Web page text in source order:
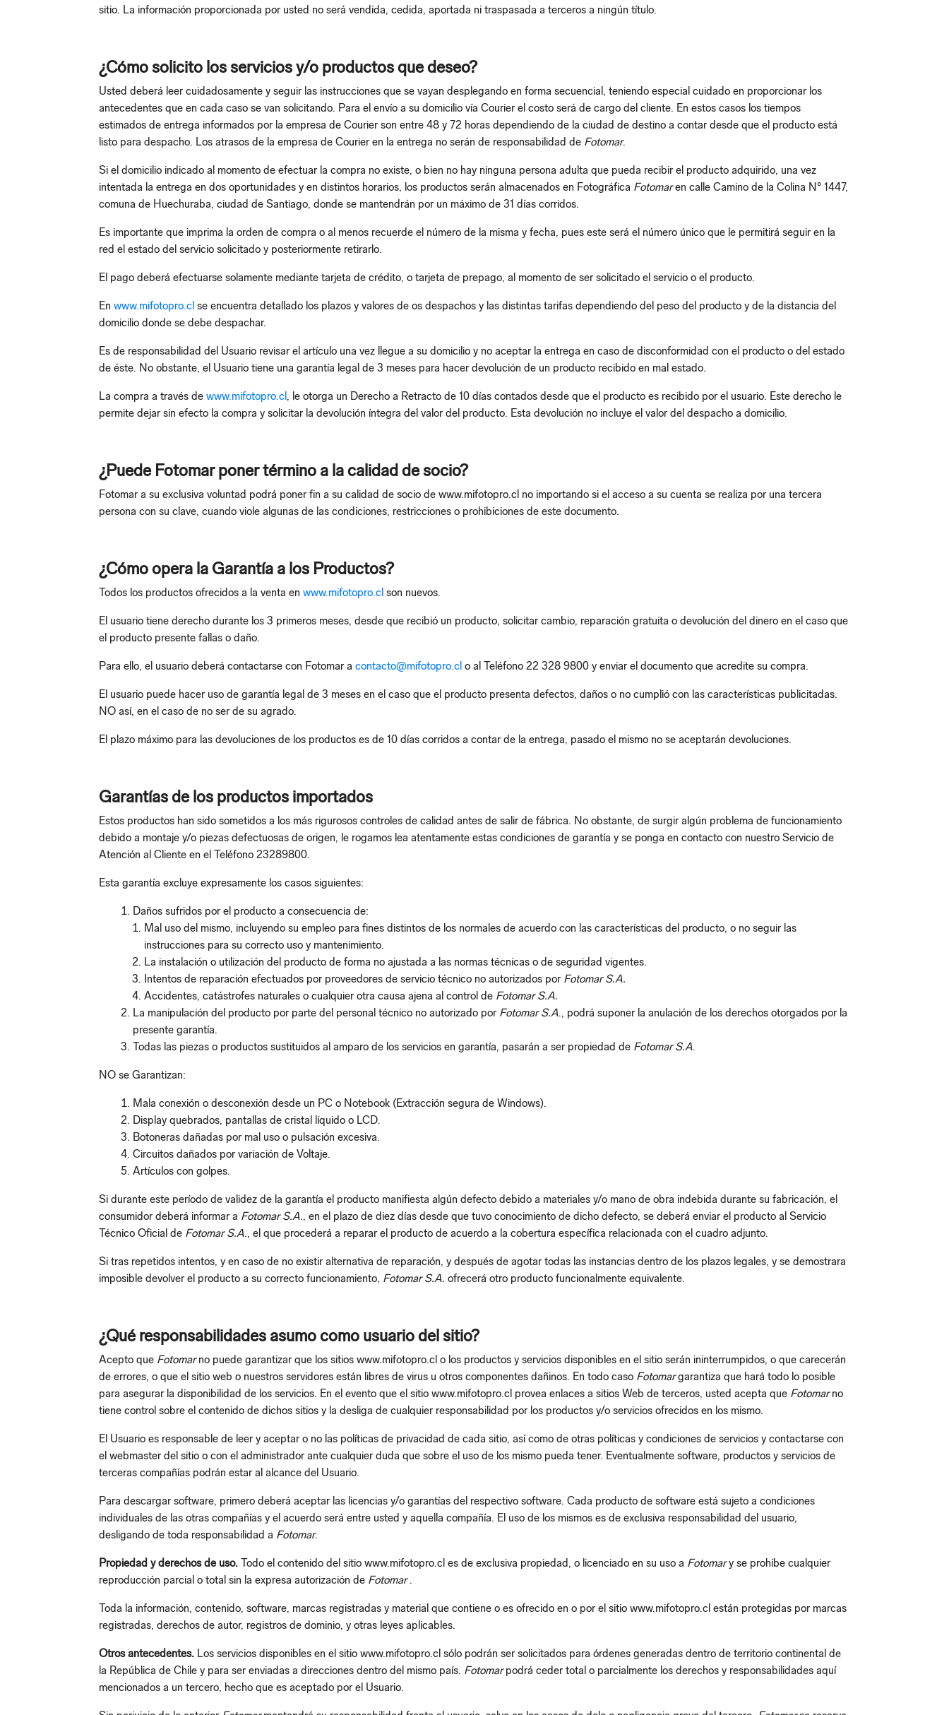
sitio. La información proporcionada por usted no será vendida, cedida, aportada ni traspasada a terceros a ningún título.
¿Cómo solicito los servicios y/o productos que deseo?
Usted deberá leer cuidadosamente y seguir las instrucciones que se vayan desplegando en forma secuencial, teniendo especial cuidado en proporcionar los
antecedentes que en cada caso se van solicitando. Para el envío a su domicilio vía Courier el costo será de cargo del cliente. En estos casos los tiempos
estimados de entrega informados por la empresa de Courier son entre 48 y 72 horas dependiendo de la ciudad de destino a contar desde que el producto está
listo para despacho. Los atrasos de la empresa de Courier en la entrega no serán de responsabilidad de Fotomar.
Si el domicilio indicado al momento de efectuar la compra no existe, o bien no hay ninguna persona adulta que pueda recibir el producto adquirido, una vez
intentada la entrega en dos oportunidades y en distintos horarios, los productos serán almacenados en Fotográfica Fotomaren calle Camino de la Colina N° 1447,
comuna de Huechuraba, ciudad de Santiago, donde se mantendrán por un máximo de 31 días corridos.
Es importante que imprima la orden de compra o al menos recuerde el número de la misma y fecha, pues este será el número único que le permitirá seguir en la
red el estado del servicio solicitado y posteriormente retirarlo.
El pago deberá efectuarse solamente mediante tarjeta de crédito, o tarjeta de prepago, al momento de ser solicitado el servicio o el producto.
Enwww.mifotopro.cl se encuentra detallado los plazos y valores de os despachos y las distintas tarifas dependiendo del peso del producto y de la distancia del
domicilio donde se debe despachar.
Es de responsabilidad del Usuario revisar el artículo una vez llegue a su domicilio y no aceptar la entrega en caso de disconformidad con el producto o del estado
de éste. No obstante, el Usuario tiene una garantía legal de 3 meses para hacer devolución de un producto recibido en mal estado.
La compra a través dewww.mifotopro.cl, le otorga un Derecho a Retracto de 10 días contados desde que el producto es recibido por el usuario. Este derecho le
permite dejar sin efecto la compra y solicitar la devolución íntegra del valor del producto. Esta devolución no incluye el valor del despacho a domicilio.
¿Puede Fotomar poner término a la calidad de socio?
Fotomar a su exclusiva voluntad podrá poner fin a su calidad de socio de www.mifotopro.cl no importando si el acceso a su cuenta se realiza por una tercera
persona con su clave, cuando viole algunas de las condiciones, restricciones o prohibiciones de este documento.
¿Cómo opera la Garantía a los Productos?
Todos los productos ofrecidos a la venta enwww.mifotopro.cl son nuevos.
El usuario tiene derecho durante los 3 primeros meses, desde que recibió un producto, solicitar cambio, reparación gratuita o devolución del dinero en el caso que
el producto presente fallas o daño.
Para ello, el usuario deberá contactarse con Fotomar acontacto@mifotopro.cl o al Teléfono 22 328 9800 y enviar el documento que acredite su compra.
El usuario puede hacer uso de garantía legal de 3 meses en el caso que el producto presenta defectos, daños o no cumplió con las características publicitadas.
NO así, en el caso de no ser de su agrado.
El plazo máximo para las devoluciones de los productos es de 10 días corridos a contar de la entrega, pasado el mismo no se aceptarán devoluciones.
Garantías de los productos importados
Estos productos han sido sometidos a los más rigurosos controles de calidad antes de salir de fábrica. No obstante, de surgir algún problema de funcionamiento
debido a montaje y/o piezas defectuosas de origen, le rogamos lea atentamente estas condiciones de garantía y se ponga en contacto con nuestro Servicio de
Atención al Cliente en el Teléfono 23289800.
Esta garantía excluye expresamente los casos siguientes:
Daños sufridos por el producto a consecuencia de:
Mal uso del mismo, incluyendo su empleo para fines distintos de los normales de acuerdo con las características del producto, o no seguir las
instrucciones para su correcto uso y mantenimiento.
La instalación o utilización del producto de forma no ajustada a las normas técnicas o de seguridad vigentes.
Intentos de reparación efectuados por proveedores de servicio técnico no autorizados por Fotomar S.A.
Accidentes, catástrofes naturales o cualquier otra causa ajena al control de Fotomar S.A.
La manipulación del producto por parte del personal técnico no autorizado por Fotomar S.A., podrá suponer la anulación de los derechos otorgados por la
presente garantía.
Todas las piezas o productos sustituidos al amparo de los servicios en garantía, pasarán a ser propiedad de Fotomar S.A.
NO se Garantizan:
Mala conexión o desconexión desde un PC o Notebook (Extracción segura de Windows).
Display quebrados, pantallas de cristal líquido o LCD.
Botoneras dañadas por mal uso o pulsación excesiva.
Circuitos dañados por variación de Voltaje.
Artículos con golpes.
Si durante este período de validez de la garantía el producto manifiesta algún defecto debido a materiales y/o mano de obra indebida durante su fabricación, el
consumidor deberá informar a Fotomar S.A., en el plazo de diez días desde que tuvo conocimiento de dicho defecto, se deberá enviar el producto al Servicio
Técnico Oficial de Fotomar S.A., el que procederá a reparar el producto de acuerdo a la cobertura específica relacionada con el cuadro adjunto.
Si tras repetidos intentos, y en caso de no existir alternativa de reparación, y después de agotar todas las instancias dentro de los plazos legales, y se demostrara
imposible devolver el producto a su correcto funcionamiento, Fotomar S.A. ofrecerá otro producto funcionalmente equivalente.
¿Qué responsabilidades asumo como usuario del sitio?
Acepto que Fotomarno puede garantizar que los sitios www.mifotopro.cl o los productos y servicios disponibles en el sitio serán ininterrumpidos, o que carecerán
de errores, o que el sitio web o nuestros servidores están libres de virus u otros componentes dañinos. En todo caso Fotomargarantiza que hará todo lo posible
para asegurar la disponibilidad de los servicios. En el evento que el sitio www.mifotopro.cl provea enlaces a sitios Web de terceros, usted acepta que Fotomarno
tiene control sobre el contenido de dichos sitios y la desliga de cualquier responsabilidad por los productos y/o servicios ofrecidos en los mismo.
El Usuario es responsable de leer y aceptar o no las políticas de privacidad de cada sitio, así como de otras políticas y condiciones de servicios y contactarse con
el webmaster del sitio o con el administrador ante cualquier duda que sobre el uso de los mismo pueda tener. Eventualmente software, productos y servicios de
terceras compañías podrán estar al alcance del Usuario.
Para descargar software, primero deberá aceptar las licencias y/o garantías del respectivo software. Cada producto de software está sujeto a condiciones
individuales de las otras compañías y el acuerdo será entre usted y aquella compañía. El uso de los mismos es de exclusiva responsabilidad del usuario,
desligando de toda responsabilidad a Fotomar.
Propiedad y derechos de uso. Todo el contenido del sitio www.mifotopro.cl es de exclusiva propiedad, o licenciado en su uso a Fotomary se prohíbe cualquier
reproducción parcial o total sin la expresa autorización de Fotomar.
Toda la información, contenido, software, marcas registradas y material que contiene o es ofrecido en o por el sitio www.mifotopro.cl están protegidas por marcas
registradas, derechos de autor, registros de dominio, y otras leyes aplicables.
Otros antecedentes. Los servicios disponibles en el sitio www.mifotopro.cl sólo podrán ser solicitados para órdenes generadas dentro de territorio continental de
la República de Chile y para ser enviadas a direcciones dentro del mismo país. Fotomarpodrá ceder total o parcialmente los derechos y responsabilidades aquí
mencionados a un tercero, hecho que es aceptado por el Usuario.